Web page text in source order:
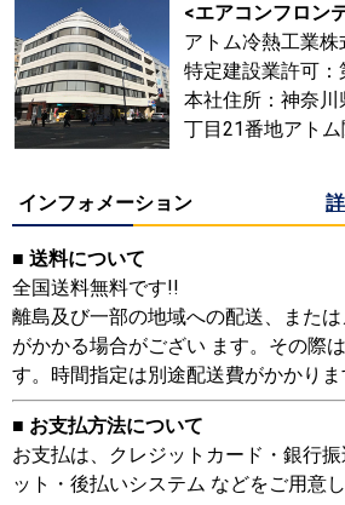
<エアコンフロン
アトム冷熱工業株
特定建設業許可：
本社住所：神奈
丁目21番地アトム
インフォメーション
■ 送料について
全国送料無料です!!
離島及び一部の地域への配送、また
がかかる場合がござい ます。その際
す。時間指定は別途配送費がかかりま
■ お支払方法について
お支払は、クレジットカード・銀行
ット・後払いシステム などをご用意し